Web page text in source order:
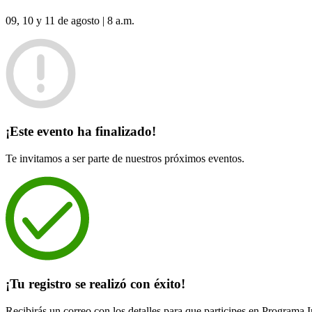
09, 10 y 11 de agosto | 8 a.m.
¡Este evento ha finalizado!
Te invitamos a ser parte de nuestros próximos eventos.
¡Tu registro se realizó con éxito!